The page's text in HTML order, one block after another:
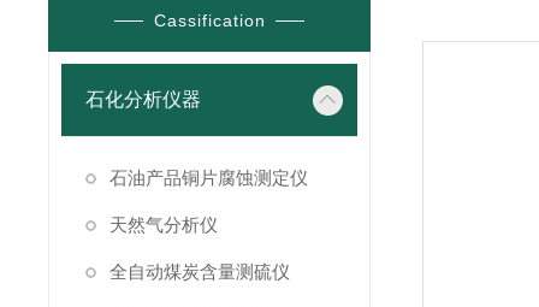
Cassification
石化分析仪器
石油产品铜片腐蚀测定仪
天然气分析仪
全自动煤炭含量测硫仪